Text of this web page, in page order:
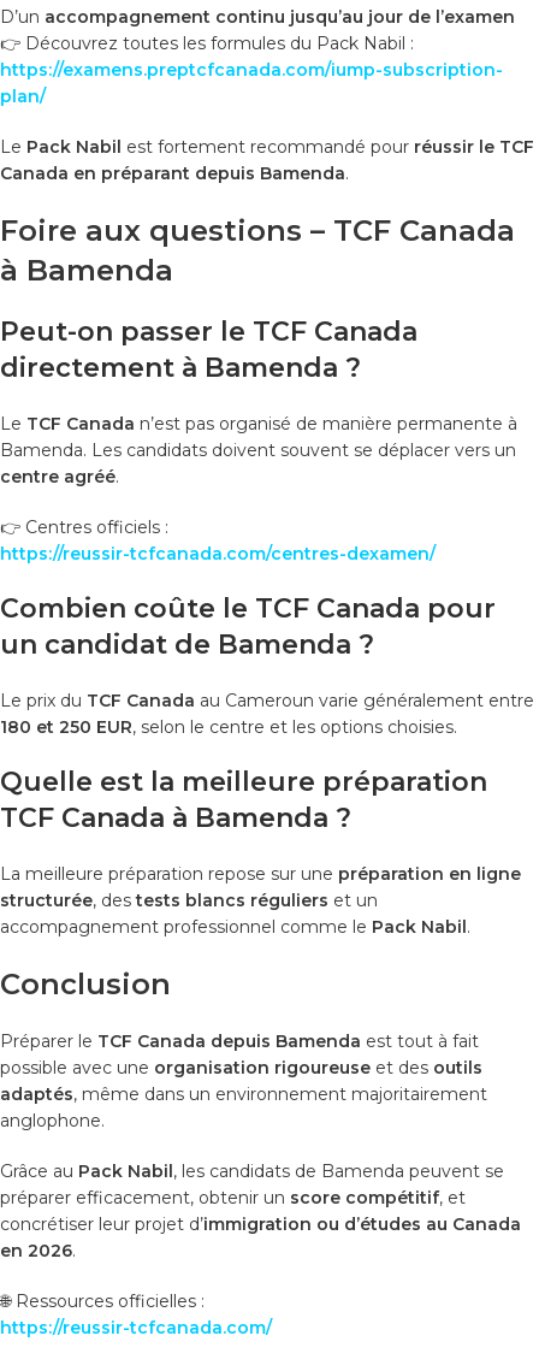
D’un accompagnement continu jusqu’au jour de l’examen
👉 Découvrez toutes les formules du Pack Nabil :
https://examens.preptcfcanada.com/iump-subscription-
plan/
Le Pack Nabil est fortement recommandé pour réussir le TCF
Canada en préparant depuis Bamenda.
Foire aux questions – TCF Canada
à Bamenda
Peut-on passer le TCF Canada
directement à Bamenda ?
Le TCF Canada n’est pas organisé de manière permanente à
Bamenda. Les candidats doivent souvent se déplacer vers un
centre agréé.
👉 Centres officiels :
https://reussir-tcfcanada.com/centres-dexamen/
Combien coûte le TCF Canada pour
un candidat de Bamenda ?
Le prix du TCF Canada au Cameroun varie généralement entre
180 et 250 EUR, selon le centre et les options choisies.
Quelle est la meilleure préparation
TCF Canada à Bamenda ?
La meilleure préparation repose sur une préparation en ligne
structurée, destests blancs réguliers et un
accompagnement professionnel comme le Pack Nabil.
Conclusion
Préparer le TCF Canada depuis Bamenda est tout à fait
possible avec une organisation rigoureuse et des outils
adaptés, même dans un environnement majoritairement
anglophone.
Grâce au Pack Nabil, les candidats de Bamenda peuvent se
préparer efficacement, obtenir un score compétitif, et
concrétiser leur projet d’immigration ou d’études au Canada
en 2026.
🌐 Ressources officielles :
https://reussir-tcfcanada.com/